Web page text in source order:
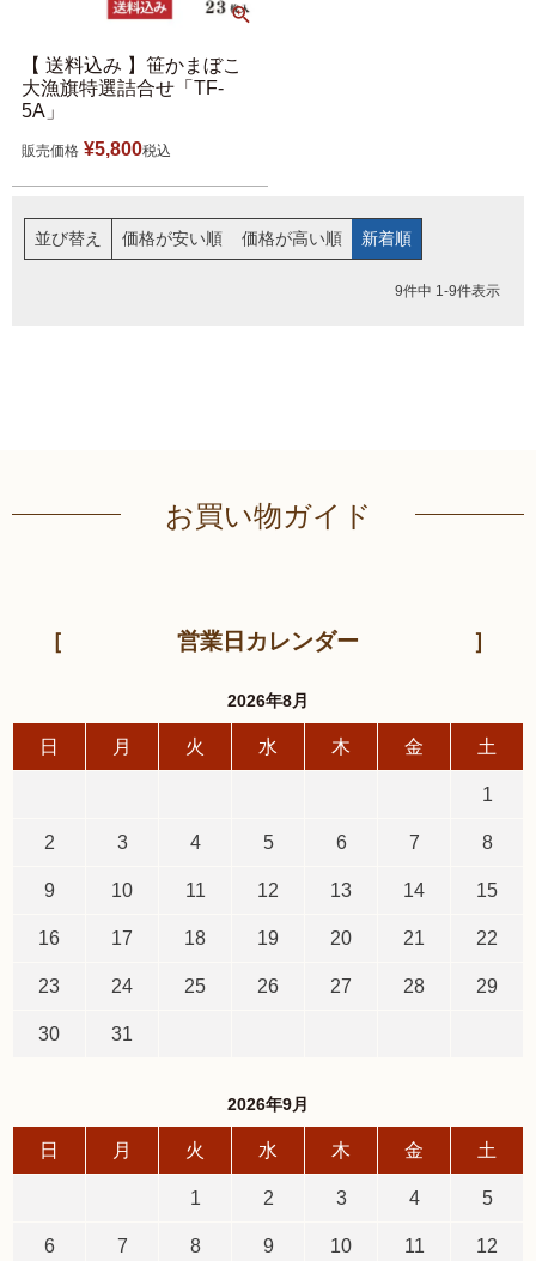
【 送料込み 】笹かまぼこ
大漁旗特選詰合せ「TF-
5A」
販売価格 ¥5,800税込
並び替え 価格が安い順 価格が高い順 新着順
9件中 1 -9件表示
お買い物ガイド
営業日カレンダー
2026年8月
日 月 火 水 木 金 土
1
2 3 4 5 6 7 8
9 10 11 12 13 14 15
16 17 18 19 20 21 22
23 24 25 26 27 28 29
30 31
2026年9月
日 月 火 水 木 金 土
1 2 3 4 5
6 7 8 9 10 11 12